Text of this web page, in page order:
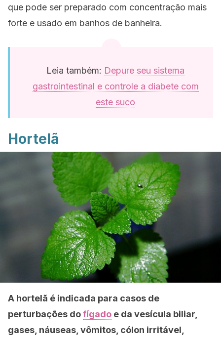
que pode ser preparado com concentração mais
forte e usado em banhos de banheira.
Leia também: Depure seu sistema
gastrointestinal e controle a diabete com
este suco
Hortelã
A hortelã é indicada para casos de
perturbações dofígado e da vesícula biliar,
gases, náuseas, vômitos, cólon irritável,